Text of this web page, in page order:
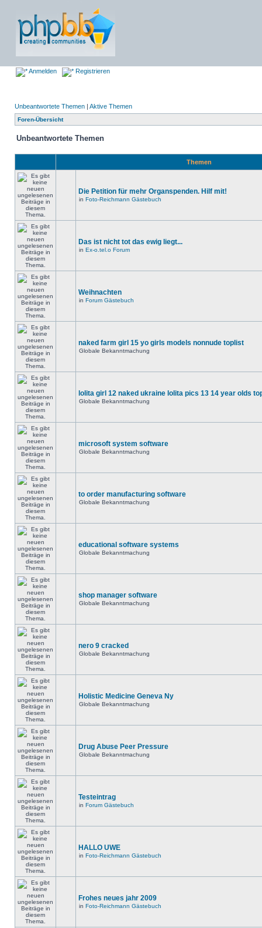
Anmelden Registrieren
Unbeantwortete Themen | Aktive Themen
Foren-Übersicht
Unbeantwortete Themen
Themen
Die Petition für mehr Organspenden. Hilf mit!
in Foto-Reichmann Gästebuch
Das ist nicht tot das ewig liegt...
in Ex-o.tel.o Forum
Weihnachten
in Forum Gästebuch
naked farm girl 15 yo girls models nonnude toplist
Globale Bekanntmachung
lolita girl 12 naked ukraine lolita pics 13 14 year olds
Globale Bekanntmachung
microsoft system software
Globale Bekanntmachung
to order manufacturing software
Globale Bekanntmachung
educational software systems
Globale Bekanntmachung
shop manager software
Globale Bekanntmachung
nero 9 cracked
Globale Bekanntmachung
Holistic Medicine Geneva Ny
Globale Bekanntmachung
Drug Abuse Peer Pressure
Globale Bekanntmachung
Testeintrag
in Forum Gästebuch
HALLO UWE
in Foto-Reichmann Gästebuch
Frohes neues jahr 2009
in Foto-Reichmann Gästebuch